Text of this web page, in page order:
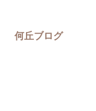
何丘ブログ